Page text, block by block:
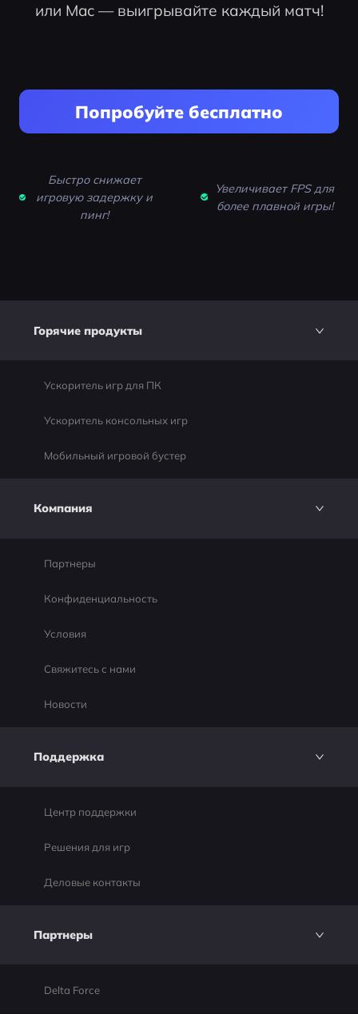
или Mac — выигрывайте каждый матч!
Попробуйте бесплатно
Быстро снижает
игровую задержку и
пинг!
Увеличивает FPS для
более плавной игры!
Горячие продукты
Ускоритель игр для ПК
Ускоритель консольных игр
Мобильный игровой бустер
Компания
Партнеры
Конфиденциальность
Условия
Свяжитесь с нами
Новости
Поддержка
Центр поддержки
Решения для игр
Деловые контакты
Партнеры
Delta Force